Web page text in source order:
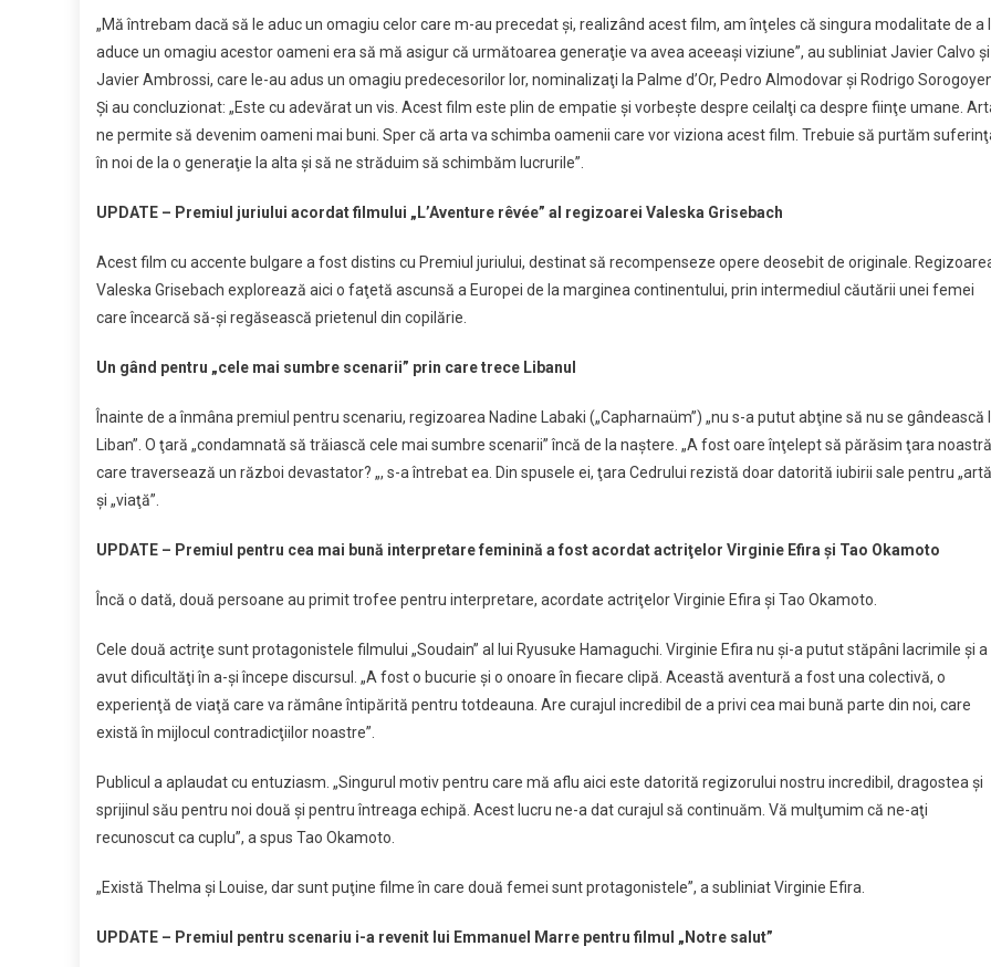
„Mă întrebam dacă să le aduc un omagiu celor care m-au precedat şi, realizând acest film, am înţeles că singura modalitate de a
aduce un omagiu acestor oameni era să mă asigur că următoarea generaţie va avea aceeaşi viziune”, au subliniat Javier Calvo şi
Javier Ambrossi, care le-au adus un omagiu predecesorilor lor, nominalizaţi la Palme d’Or, Pedro Almodovar şi Rodrigo
Şi au concluzionat: „Este cu adevărat un vis. Acest film este plin de empatie şi vorbeşte despre ceilalţi ca despre fiinţe umane.
ne permite să devenim oameni mai buni. Sper că arta va schimba oamenii care vor viziona acest film. Trebuie să purtăm
în noi de la o generaţie la alta şi să ne străduim să schimbăm lucrurile”.
UPDATE – Premiul juriului acordat filmului „L’Aventure rêvée” al regizoarei Valeska Grisebach
Acest film cu accente bulgare a fost distins cu Premiul juriului, destinat să recompenseze opere deosebit de originale.
Valeska Grisebach explorează aici o faţetă ascunsă a Europei de la marginea continentului, prin intermediul căutării unei femei
care încearcă să-şi regăsească prietenul din copilărie.
Un gând pentru „cele mai sumbre scenarii” prin care trece Libanul
Înainte de a înmâna premiul pentru scenariu, regizoarea Nadine Labaki („Capharnaüm”) „nu s-a putut abţine să nu se gândească
Liban”. O ţară „condamnată să trăiască cele mai sumbre scenarii” încă de la naştere. „A fost oare înţelept să părăsim ţara
care traversează un război devastator? „, s-a întrebat ea. Din spusele ei, ţara Cedrului rezistă doar datorită iubirii sale pentru
şi „viaţă”.
UPDATE – Premiul pentru cea mai bună interpretare feminină a fost acordat actriţelor Virginie Efira şi Tao Okamoto
Încă o dată, două persoane au primit trofee pentru interpretare, acordate actriţelor Virginie Efira şi Tao Okamoto.
Cele două actriţe sunt protagonistele filmului „Soudain” al lui Ryusuke Hamaguchi. Virginie Efira nu şi-a putut stăpâni lacrimile şi a
avut dificultăţi în a-şi începe discursul. „A fost o bucurie şi o onoare în fiecare clipă. Această aventură a fost una colectivă, o
experienţă de viaţă care va rămâne întipărită pentru totdeauna. Are curajul incredibil de a privi cea mai bună parte din noi, care
există în mijlocul contradicţiilor noastre”.
Publicul a aplaudat cu entuziasm. „Singurul motiv pentru care mă aflu aici este datorită regizorului nostru incredibil, dragostea şi
sprijinul său pentru noi două şi pentru întreaga echipă. Acest lucru ne-a dat curajul să continuăm. Vă mulţumim că ne-aţi
recunoscut ca cuplu”, a spus Tao Okamoto.
„Există Thelma şi Louise, dar sunt puţine filme în care două femei sunt protagonistele”, a subliniat Virginie Efira.
UPDATE – Premiul pentru scenariu i-a revenit lui Emmanuel Marre pentru filmul „Notre salut”